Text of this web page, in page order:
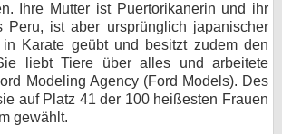
Ihre Mutter ist Puertorikanerin und ihr
Peru, ist aber ursprünglich japanischer
Karate geübt und besitzt zudem den
liebt Tiere über alles und arbeitete
Modeling Agency (Ford Models). Des
auf Platz 41 der 100 heißesten Frauen
gewählt.
Specials
SERVICE
Gewinnspiele
Forum